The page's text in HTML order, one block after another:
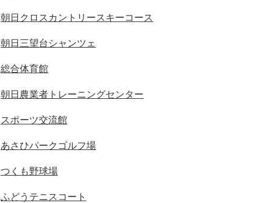
朝日クロスカントリースキーコース
朝日三望台シャンツェ
総合体育館
朝日農業者トレーニングセンター
スポーツ交流館
あさひパークゴルフ場
つくも野球場
ふどうテニスコート